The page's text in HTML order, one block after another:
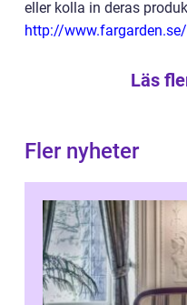
eller kolla in deras
http://www.fargarden.se/
Läs
Fler nyheter